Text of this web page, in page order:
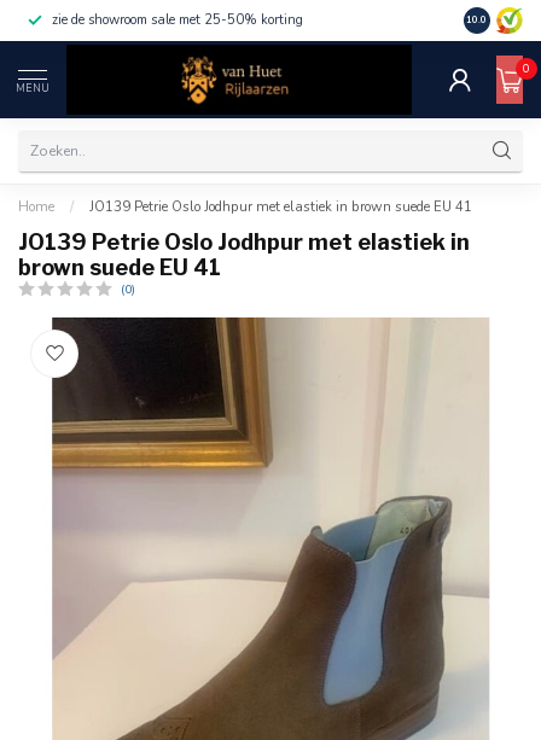
zie de showroom sale met 25-50% korting 10.0
MENU
0
Home / JO139 Petrie Oslo Jodhpur met elastiek in brown suede EU 41
JO139 Petrie Oslo Jodhpur met elastiek in
brown suede EU 41
(0)